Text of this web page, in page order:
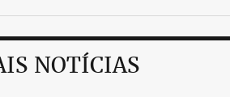
NOTÍCIAS